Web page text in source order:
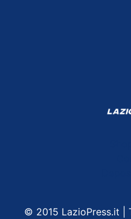
© 2015 LazioPress.it |